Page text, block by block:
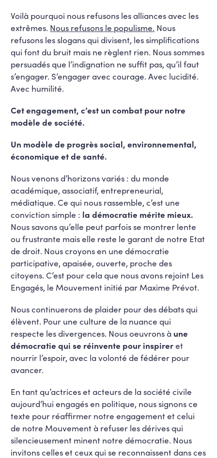
Voilà pourquoi nous refusons les alliances avec les
extrêmes. Nous refusons le populisme. Nous
refusons les slogans qui divisent, les simplifications
qui font du bruit mais ne règlent rien. Nous sommes
persuadés que l’indignation ne suffit pas, qu’il faut
s’engager. S’engager avec courage. Avec lucidité.
Avec humilité.
Cet engagement, c’est un combat pour notre
modèle de société.
Un modèle de progrès social, environnemental,
économique et de santé.
Nous venons d’horizons variés : du monde
académique, associatif, entrepreneurial,
médiatique. Ce qui nous rassemble, c’est une
conviction simple : la démocratie mérite mieux.
Nous savons qu’elle peut parfois se montrer lente
ou frustrante mais elle reste le garant de notre Etat
de droit. Nous croyons en une démocratie
participative, apaisée, ouverte, proche des
citoyens. C’est pour cela que nous avons rejoint Les
Engagés, le Mouvement initié par Maxime Prévot.
Nous continuerons de plaider pour des débats qui
élèvent. Pour une culture de la nuance qui
respecte les divergences. Nous oeuvrons à une
démocratie qui se réinvente pour inspireret
nourrir l’espoir, avec la volonté de fédérer pour
avancer.
En tant qu’actrices et acteurs de la société civile
aujourd’hui engagés en politique, nous signons ce
texte pour réaffirmer notre engagement et celui
de notre Mouvement à refuser les dérives qui
silencieusement minent notre démocratie. Nous
invitons celles et ceux qui se reconnaissent dans ces